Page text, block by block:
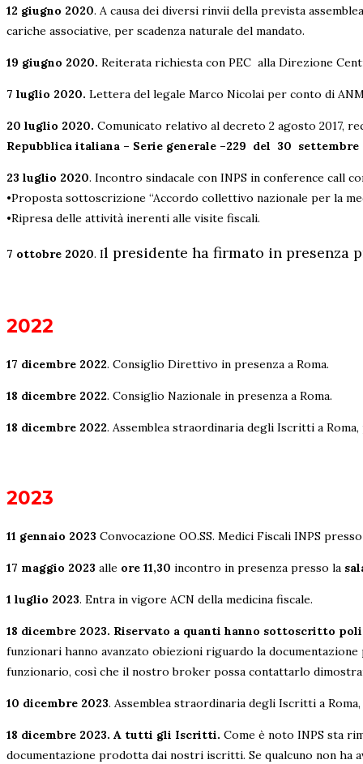
12 giugno 2020. A causa dei diversi rinvii della prevista
cariche associative, per scadenza naturale del mandato.
19 giugno 2020. Reiterata richiesta con PEC alla Direzione
7 luglio 2020. Lettera del legale Marco Nicolai per conto di
20 luglio 2020. Comunicato relativo al decreto 2 agosto 2017,
Repubblica italiana – Serie generale –229 del 30
23 luglio 2020. Incontro sindacale con INPS in conference call
•Proposta sottoscrizione “Accordo collettivo nazionale per la
•Ripresa delle attività inerenti alle visite fiscali.
7 ottobre 2020. Il presidente ha firmato in presenza
2022
17 dicembre 2022. Consiglio Direttivo in presenza a Roma.
18 dicembre 2022. Consiglio Nazionale in presenza a Roma.
18 dicembre 2022. Assemblea straordinaria degli Iscritti a
2023
11 gennaio 2023 Convocazione OO.SS. Medici Fiscali INPS
17 maggio 2023 alle ore 11,30 incontro in presenza presso la
1 luglio 2023. Entra in vigore ACN della medicina fiscale.
18 dicembre 2023. Riservato a quanti hanno sottoscritto
funzionari hanno avanzato obiezioni riguardo la
funzionario, così che il nostro broker possa contattarlo
10 dicembre 2023. Assemblea straordinaria degli Iscritti a
18 dicembre 2023. A tutti gli Iscritti. Come è noto INPS sta
documentazione prodotta dai nostri iscritti. Se qualcuno non ha